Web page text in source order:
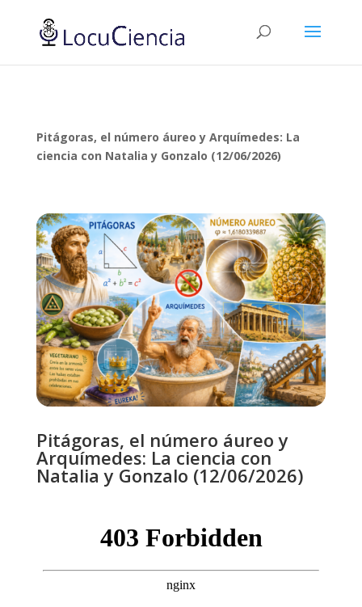
Pitágoras, el número áureo y Arquímedes: La
ciencia con Natalia y Gonzalo (12/06/2026)
Pitágoras, el número áureo y
Arquímedes: La ciencia con
Natalia y Gonzalo (12/06/2026)